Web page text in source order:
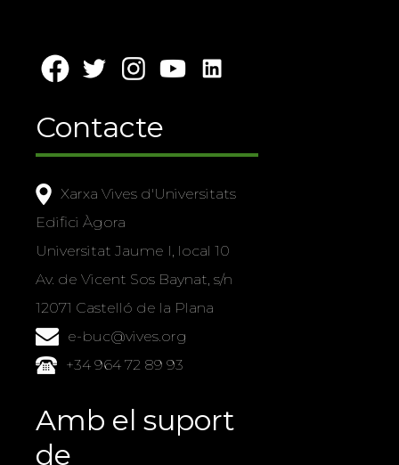
Contacte
Xarxa Vives d'Universitats
Edifici Àgora
Universitat Jaume I, local 10
Av. de Vicent Sos Baynat, s/n
12071 Castelló de la Plana
e-buc@vives.org
+34 964 72 89 93
Amb el suport
de